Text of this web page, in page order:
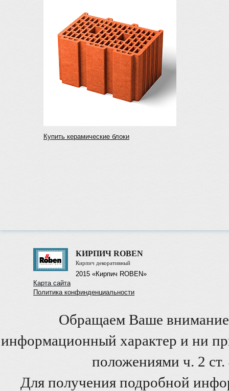
Купить керамические блоки
КИРПИЧ ROBEN
Кирпич декоративный
2015 «Кирпич ROBEN»
Карта сайта
Политика конфинденциальности
Обращаем Ваше внимание
информационный характер и ни
положениями ч. 2
Для получения подробной